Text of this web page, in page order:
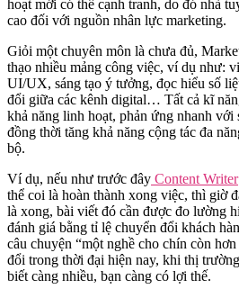
hoạt mới có thể cạnh tranh, do đó nhà
cao đối với nguồn nhân lực marketing.
Giỏi một chuyên môn là chưa đủ,
thạo nhiều mảng công việc, ví dụ như:
UI/UX, sáng tạo ý tưởng, đọc hiểu số
đổi giữa các kênh digital… Tất cả kĩ
khả năng linh hoạt, phản ứng nhanh
đồng thời tăng khả năng cộng tác đa
bộ.
Ví dụ, nếu như trước đây Content Writer
thể coi là hoàn thành xong việc, thì giờ
là xong, bài viết đó cần được đo lường
đánh giá bằng tỉ lệ chuyển đổi khách
câu chuyện “một nghề cho chín còn
đổi trong thời đại hiện nay, khi thị
biết càng nhiều, bạn càng có lợi thế.